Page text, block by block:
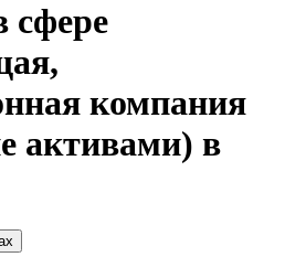
сфере
компания
активами) в